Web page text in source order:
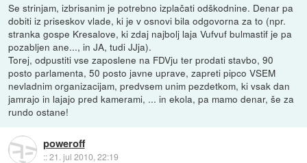
Se strinjam, izbrisanim je potrebno izplačati odškodnine. Denar pa
dobiti iz priseskov vlade, ki je v osnovi bila odgovorna za to (npr.
stranka gospe Kresalove, ki zdaj najbolj laja Vufvuf bulmastif je pa
pozabljen ane..., in JA, tudi JJja).
Torej, odpustiti vse zaposlene na FDVju ter prodati stavbo, 90
posto parlamenta, 50 posto javne uprave, zapreti pipco VSEM
nevladnim organizacijam, predvsem unim pezdetkom, ki vsak dan
jamrajo in lajajo pred kamerami, ... in ekola, pa mamo denar, še za
rundo ostane!
poweroff
::21. jul 2010, 22:19